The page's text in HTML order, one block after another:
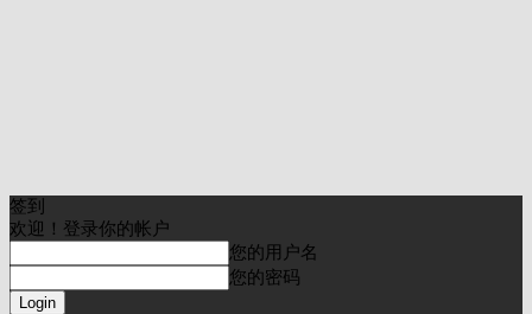
签到
欢迎！登录你的帐户
您的用户名
您的密码